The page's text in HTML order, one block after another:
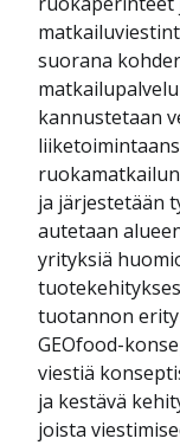
suorana
kannustetaan
ja järjestetään
autetaan
yrityksiä
tuotannon
GEOfood-
viestiä
ja kestävä
joista